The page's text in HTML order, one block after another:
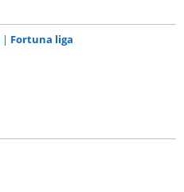
Fortuna liga